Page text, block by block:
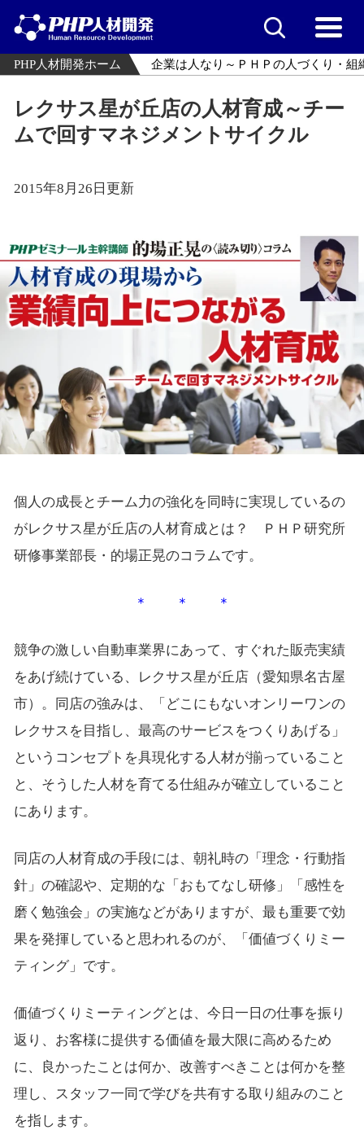
PHP人材開発ホーム 企業は人なり～ＰＨＰの人づくり・組
レクサス星が丘店の人材育成～チー
ムで回すマネジメントサイクル
2015年8月26日更新
個人の成長とチーム力の強化を同時に実現しているの
がレクサス星が丘店の人材育成とは？ ＰＨＰ研究所
研修事業部長・的場正晃のコラムです。
＊ ＊ ＊
競争の激しい自動車業界にあって、すぐれた販売実績
をあげ続けている、レクサス星が丘店（愛知県名古屋
市）。同店の強みは、「どこにもないオンリーワンの
レクサスを目指し、最高のサービスをつくりあげる」
というコンセプトを具現化する人材が揃っていること
と、そうした人材を育てる仕組みが確立していること
にあります。
同店の人材育成の手段には、朝礼時の「理念・行動指
針」の確認や、定期的な「おもてなし研修」「感性を
磨く勉強会」の実施などがありますが、最も重要で効
果を発揮していると思われるのが、「価値づくりミー
ティング」です。
価値づくりミーティングとは、今日一日の仕事を振り
返り、お客様に提供する価値を最大限に高めるため
に、良かったことは何か、改善すべきことは何かを整
理し、スタッフ一同で学びを共有する取り組みのこと
を指します。